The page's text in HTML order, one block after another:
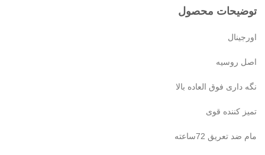
توضیحات محصول
اورجینال
اصل روسیه
نگه داری فوق العاده بالا
تمیز کننده قوی
مام ضد تعریق 72ساعته